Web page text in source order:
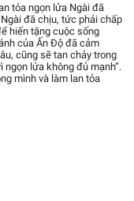
tỏa ngọn lửa Ngài đã
đã chịu, tức phải chấp
hiến tặng cuộc sống
của Ấn Độ đã cảm
cũng sẽ tan chảy trong
ngọn lửa không đủ mạnh”.
mình và làm lan tỏa